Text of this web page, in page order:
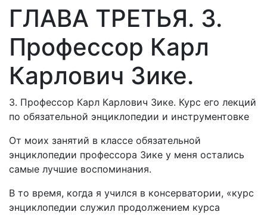
ГЛАВА ТРЕТЬЯ. 3.
Профессор Карл
Карлович Зике.
3. Профессор Карл Карлович Зике. Курс его лекций
по обязательной энциклопедии и инструментовке
От моих занятий в классе обязательной
энциклопедии профессора Зике у меня остались
самые лучшие воспоминания.
В то время, когда я учился в консерватории, «курс
энциклопедии служил продолжением курса